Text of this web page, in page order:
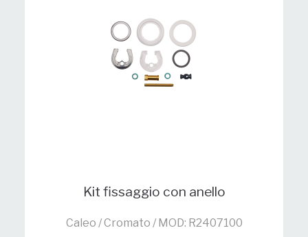
Kit fissaggio con anello
Caleo / Cromato / MOD: R2407100